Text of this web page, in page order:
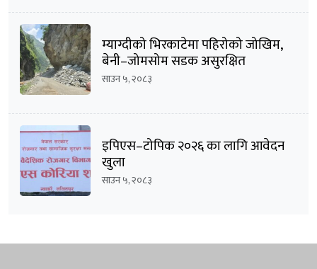
म्याग्दीको भिरकाटेमा पहिरोको जोखिम,
बेनी–जोमसोम सडक असुरक्षित
साउन ५, २०८३
इपिएस–टोपिक २०२६ का लागि आवेदन
खुला
साउन ५, २०८३